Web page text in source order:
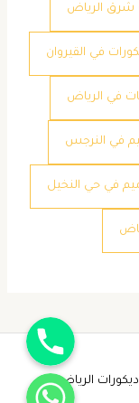
شرق الرياض
في القيروان
في الرياض
في النرجس
في حي النخيل
جوال
واتساب